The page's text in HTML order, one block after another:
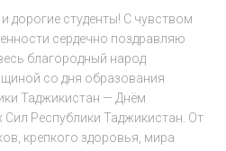
дорогие студенты! С чувством
сердечно поздравляю
благородный народ
со дня образования
Таджикистан — Днём
Республики Таджикистан. От
крепкого здоровья, мира